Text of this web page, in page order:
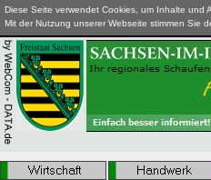
Diese Seite verwendet Cookies, um Inhalte und
Mit der Nutzung unserer Webseite stimmen Sie